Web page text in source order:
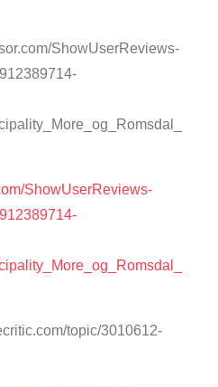
ShowUserReviews-
ShowUserReviews-
topic/3010612-